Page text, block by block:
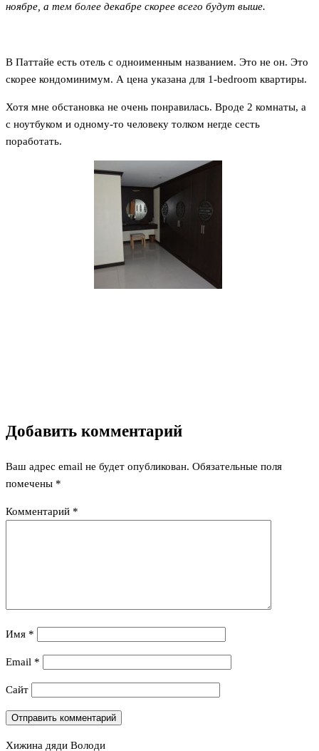
ноябре, а тем более декабре скорее всего будут выше.
В Паттайе есть отель с одноименным названием. Это не он. Это
скорее кондоминимум. А цена указана для 1-bedroom квартиры.
Хотя мне обстановка не очень понравилась. Вроде 2 комнаты, а
с ноутбуком и одному-то человеку толком негде сесть
поработать.
Добавить комментарий
Ваш адрес email не будет опубликован. Обязательные поля
помечены *
Комментарий *
Имя *
Email *
Сайт
Хижина дяди Володи